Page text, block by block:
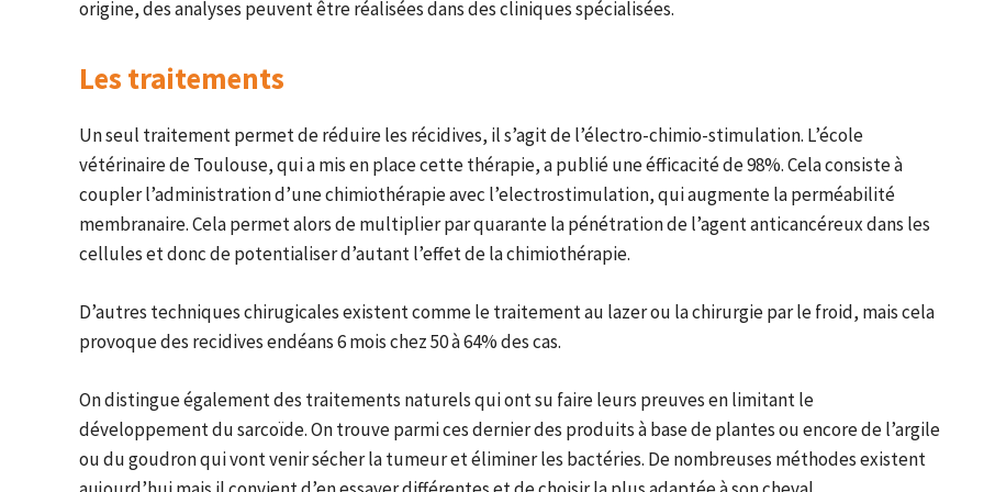
origine, des analyses peuvent être réalisées dans des cliniques spécialisées.
Les traitements
Un seul traitement permet de réduire les récidives, il s’agit de l’électro-chimio-stimulation. L’école
vétérinaire de Toulouse, qui a mis en place cette thérapie, a publié une éfficacité de 98%. Cela consiste à
coupler l’administration d’une chimiothérapie avec l’electrostimulation, qui augmente la perméabilité
membranaire. Cela permet alors de multiplier par quarante la pénétration de l’agent anticancéreux dans les
cellules et donc de potentialiser d’autant l’effet de la chimiothérapie.
D’autres techniques chirugicales existent comme le traitement au lazer ou la chirurgie par le froid, mais cela
provoque des recidives endéans 6 mois chez 50 à 64% des cas.
On distingue également des traitements naturels qui ont su faire leurs preuves en limitant le
développement du sarcoïde. On trouve parmi ces dernier des produits à base de plantes ou encore de l’argile
ou du goudron qui vont venir sécher la tumeur et éliminer les bactéries. De nombreuses méthodes existent